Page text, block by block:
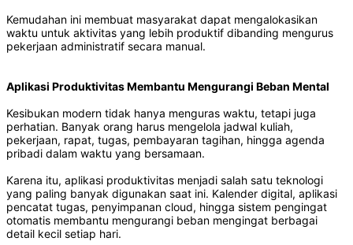
Kemudahan ini membuat masyarakat dapat mengalokasikan
waktu untuk aktivitas yang lebih produktif dibanding mengurus
pekerjaan administratif secara manual.
Aplikasi Produktivitas Membantu Mengurangi Beban Mental
Kesibukan modern tidak hanya menguras waktu, tetapi juga
perhatian. Banyak orang harus mengelola jadwal kuliah,
pekerjaan, rapat, tugas, pembayaran tagihan, hingga agenda
pribadi dalam waktu yang bersamaan.
Karena itu, aplikasi produktivitas menjadi salah satu teknologi
yang paling banyak digunakan saat ini. Kalender digital, aplikasi
pencatat tugas, penyimpanan cloud, hingga sistem pengingat
otomatis membantu mengurangi beban mengingat berbagai
detail kecil setiap hari.